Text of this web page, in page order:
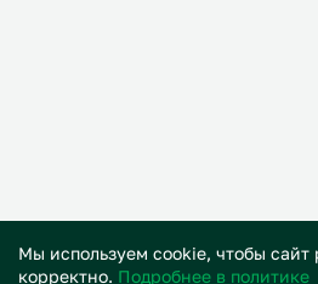
Мы используем cookie, чтобы сайт
корректно. Подробнее в политике